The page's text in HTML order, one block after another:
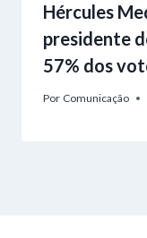
Hércules
presidente
57% dos
Por Comunicação